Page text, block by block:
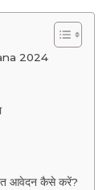
2024
आवेदन कैसे करें?